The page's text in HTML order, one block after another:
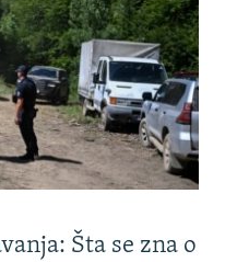
Šta se zna o